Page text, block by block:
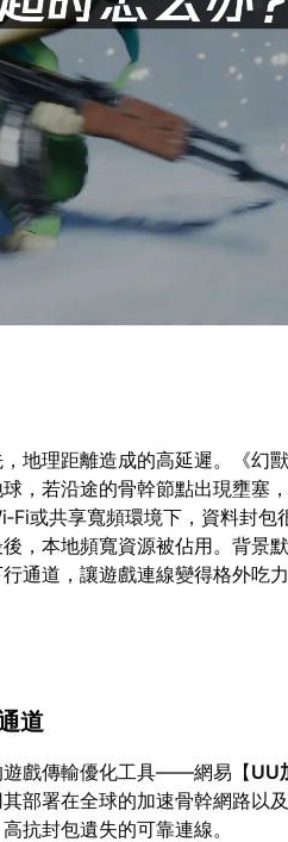
地理距離造成的高延遲。《幻
，若沿途的骨幹節點出現壅塞
或共享寬頻環境下，資料封包
，本地頻寬資源被佔用。背景
通道，讓遊戲連線變得格外吃
道
遊戲傳輸優化工具——網易【UU
部署在全球的加速骨幹網路以
抗封包遺失的可靠連線。